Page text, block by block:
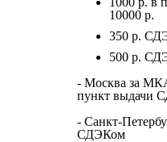
10000 р.
350 р.
500 р.
- Москва за
пункт выдачи
- Санкт-
СДЭКом